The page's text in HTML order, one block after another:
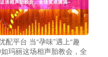
配平台 当“孕味”遇上“趣
玛丽这场相声胎教会，全